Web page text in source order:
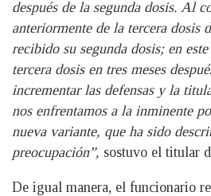
después de la segunda dosis. Al
anteriormente de la tercera dosis
recibido su segunda dosis; en
tercera dosis en tres meses
incrementar las defensas y la
nos enfrentamos a la inminente
nueva variante, que ha sido
preocupación”, sostuvo el titular
De igual manera, el funcionario